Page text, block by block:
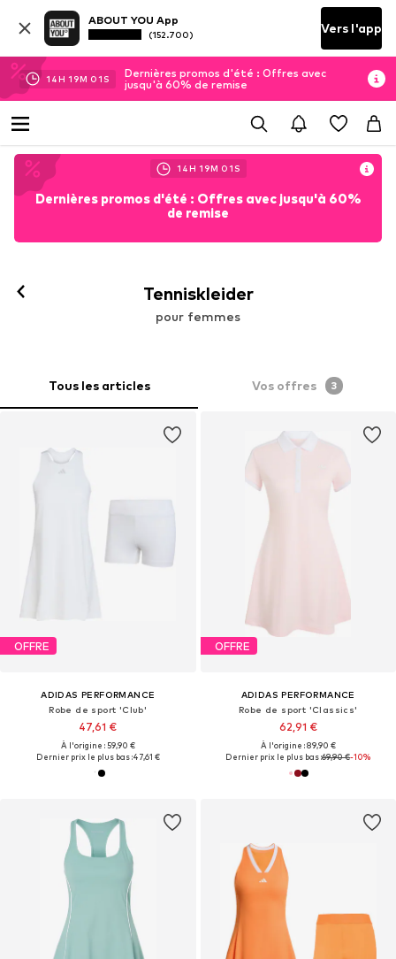
ABOUT YOU App
(152.700) Vers l'app
14H 19M 00S
Dernières promos d'été : Offres avec
jusqu'à 60% de remise
14H 19M 00 S
Dernières promos d'été : Offres avec jusqu'à 60%
de remise
Tenniskleider
pour femmes
Tous les articles Vos offres 3
OFFRE
ADIDAS PERFORMANCE
Robe de sport 'Club'
47,61 €
À l'origine : 59,90 €
Dernier prix le plus bas :47,61 €
OFFRE
ADIDAS PERFORMANCE
Robe de sport 'Classics'
62,91 €
À l'origine : 89,90 €
Dernier prix le plus bas :69,90 €-10%